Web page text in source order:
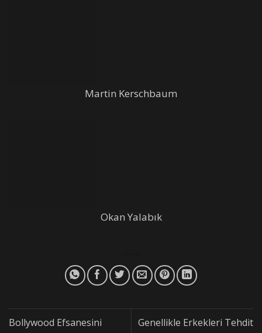
Martin Kerschbaum
Okan Yalabık
Bollywood Efsanesini
Genellikle Erkekleri Tehdit